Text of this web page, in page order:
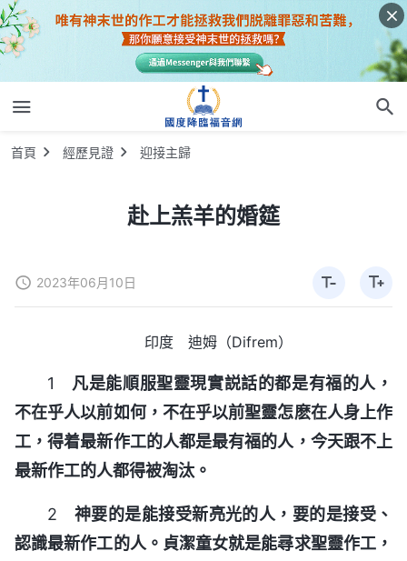
首頁 經歷見證 迎接主歸
赴上羔羊的婚筵
2023年06月10日
印度 迪姆（Difrem）
1 凡是能順服聖靈現實説話的都是有福的人，
不在乎人以前如何，不在乎以前聖靈怎麽在人身上作
工，得着最新作工的人都是最有福的人，今天跟不上
最新作工的人都得被淘汰。
2 神要的是能接受新亮光的人，要的是接受、
認識最新作工的人。貞潔童女就是能尋求聖靈作工，